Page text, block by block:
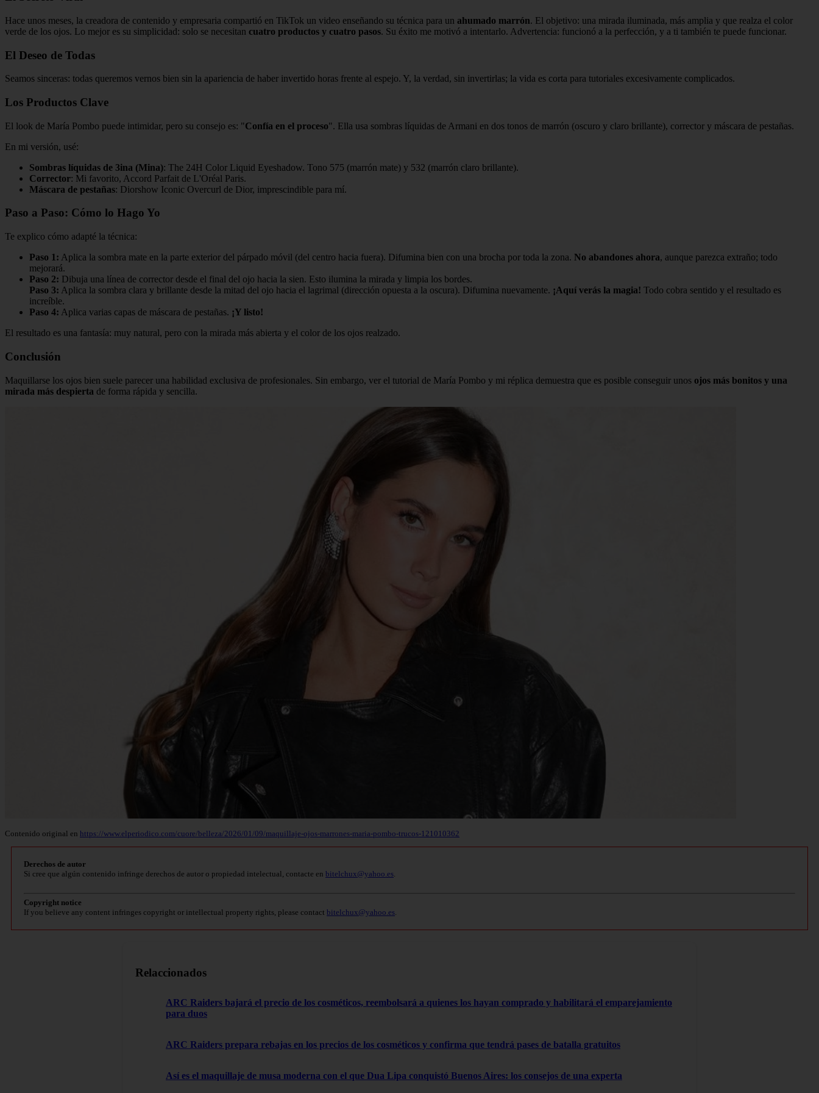
Hace unos meses, la creadora de contenido y empresaria compartió en TikTok un video enseñando su técnica para un ahumado marrón. El objetivo: una mirada iluminada, más amplia y que realza el color
verde de los ojos. Lo mejor es su simplicidad: solo se necesitan cuatro productos y cuatro pasos. Su éxito me motivó a intentarlo. Advertencia: funcionó a la perfección, y a ti también te puede funcionar.
El Deseo de Todas
Seamos sinceras: todas queremos vernos bien sin la apariencia de haber invertido horas frente al espejo. Y, la verdad, sin invertirlas; la vida es corta para tutoriales excesivamente complicados.
Los Productos Clave
El look de María Pombo puede intimidar, pero su consejo es: "Confía en el proceso". Ella usa sombras líquidas de Armani en dos tonos de marrón (oscuro y claro brillante), corrector y máscara de pestañas.
En mi versión, usé:
Sombras líquidas de 3ina (Mina): The 24H Color Liquid Eyeshadow. Tono 575 (marrón mate) y 532 (marrón claro brillante).
Corrector: Mi favorito, Accord Parfait de L'Oréal Paris.
Máscara de pestañas: Diorshow Iconic Overcurl de Dior, imprescindible para mí.
Paso a Paso: Cómo lo Hago Yo
Te explico cómo adapté la técnica:
Paso 1: Aplica la sombra mate en la parte exterior del párpado móvil (del centro hacia fuera). Difumina bien con una brocha por toda la zona. No abandones ahora, aunque parezca extraño; todo
mejorará.
Paso 2: Dibuja una línea de corrector desde el final del ojo hacia la sien. Esto ilumina la mirada y limpia los bordes.
Paso 3: Aplica la sombra clara y brillante desde la mitad del ojo hacia el lagrimal (dirección opuesta a la oscura). Difumina nuevamente. ¡Aquí verás la magia! Todo cobra sentido y el resultado es
increíble.
Paso 4: Aplica varias capas de máscara de pestañas. ¡Y listo!
El resultado es una fantasía: muy natural, pero con la mirada más abierta y el color de los ojos realzado.
Conclusión
Maquillarse los ojos bien suele parecer una habilidad exclusiva de profesionales. Sin embargo, ver el tutorial de María Pombo y mi réplica demuestra que es posible conseguir unos ojos más bonitos y una
mirada más despierta de forma rápida y sencilla.
Contenido original en https://www.elperiodico.com/cuore/belleza/2026/01/09/maquillaje-ojos-marrones-maria-pombo-trucos-121010362
Derechos de autor
Si cree que algún contenido infringe derechos de autor o propiedad intelectual, contacte en bitelchux@yahoo.es.
Copyright notice
If you believe any content infringes copyright or intellectual property rights, please contact bitelchux@yahoo.es.
Relaccionados
ARC Raiders bajará el precio de los cosméticos, reembolsará a quienes los hayan comprado y habilitará el emparejamiento
para duos
ARC Raiders prepara rebajas en los precios de los cosméticos y confirma que tendrá pases de batalla gratuitos
Así es el maquillaje de musa moderna con el que Dua Lipa conquistó Buenos Aires: los consejos de una experta